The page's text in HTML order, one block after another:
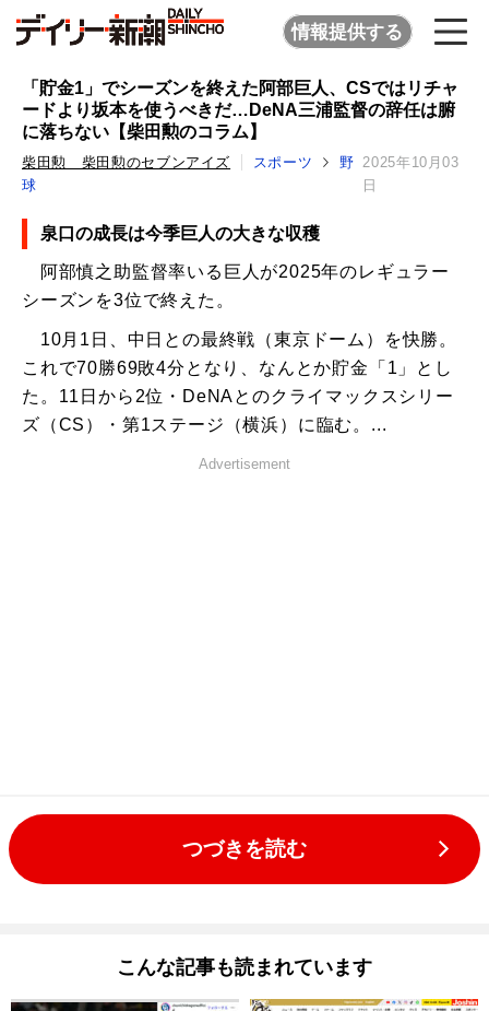
情報提供する
「貯金1」でシーズンを終えた阿部巨人、CSではリチャ
ードより坂本を使うべきだ…DeNA三浦監督の辞任は腑
に落ちない【柴田勲のコラム】
柴田勲 柴田勲のセブンアイズ スポーツ
野
球
2025年10月03
日
泉口の成長は今季巨人の大きな収穫
阿部慎之助監督率いる巨人が2025年のレギュラー
シーズンを3位で終えた。
10月1日、中日との最終戦（東京ドーム）を快勝。
これで70勝69敗4分となり、なんとか貯金「1」とし
た。11日から2位・DeNAとのクライマックスシリー
ズ（CS）・第1ステージ（横浜）に臨む。...
Advertisement
つづきを読む
こんな記事も読まれています